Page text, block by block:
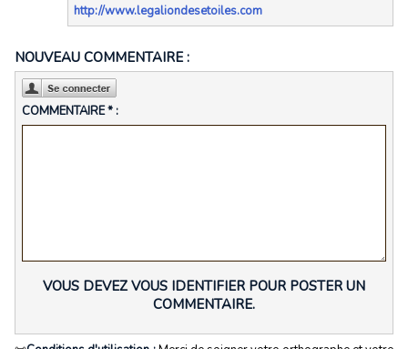
http://www.legaliondesetoiles.com
NOUVEAU COMMENTAIRE :
COMMENTAIRE * :
VOUS DEVEZ VOUS IDENTIFIER POUR POSTER UN
COMMENTAIRE.